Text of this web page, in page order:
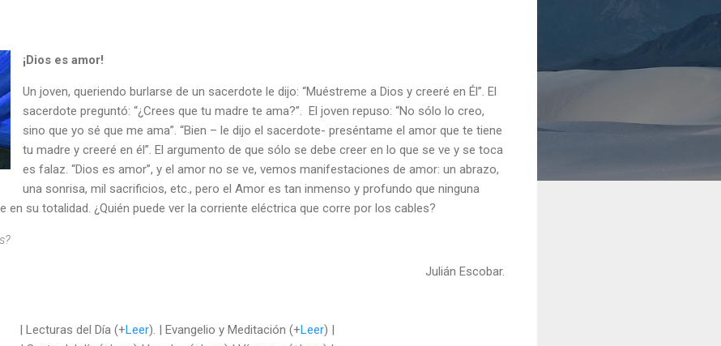
¡Dios es amor!
Un joven, queriendo burlarse de un sacerdote le dijo: “Muéstreme a Dios y creeré en Él”. El
sacerdote preguntó: “¿Crees que tu madre te ama?”. El joven repuso: “No sólo lo creo,
sino que yo sé que me ama”. “Bien – le dijo el sacerdote- preséntame el amor que te tiene
tu madre y creeré en él”. El argumento de que sólo se debe creer en lo que se ve y se toca
es falaz. “Dios es amor”, y el amor no se ve, vemos manifestaciones de amor: un abrazo,
una sonrisa, mil sacrificios, etc., pero el Amor es tan inmenso y profundo que ninguna
en su totalidad. ¿Quién puede ver la corriente eléctrica que corre por los cables?
Julián Escobar.
| Lecturas del Día (+Leer). | Evangelio y Meditación (+Leer) |